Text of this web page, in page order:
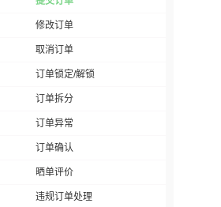
修改订单
取消订单
订单锁定/解锁
订单拆分
订单异常
订单确认
晒单评价
违规订单处理